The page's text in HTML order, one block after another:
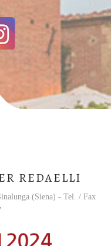
REDAELLI
(Siena) - Tel. / Fax